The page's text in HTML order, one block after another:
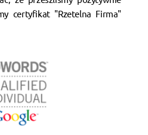
certyfikat "Rzetelna Firma"